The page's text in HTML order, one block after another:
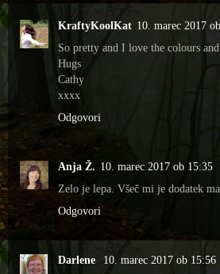
KraftyKoolKat 10. marec 2017
So pretty and I love the colours
Hugs
Cathy
xxxx
Odgovori
Anja Ž. 10. marec 2017 ob 15:35
Zelo je lepa. Všeč mi je dodatek
Odgovori
Darlene
10. marec 2017 ob 15:56